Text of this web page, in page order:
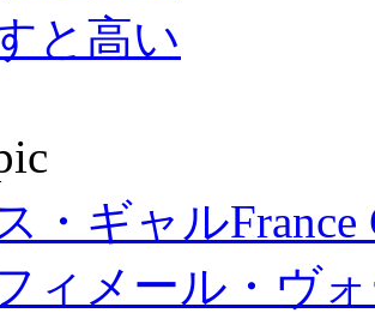
と高い
・ギャルFrance
ィメール・ヴ